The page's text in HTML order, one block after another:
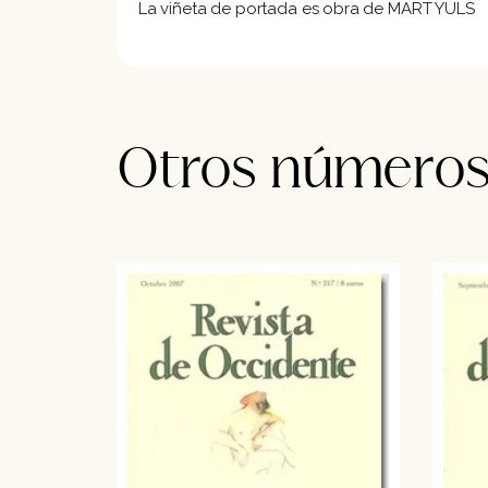
La viñeta de portada es obra de MART YULS
Otros